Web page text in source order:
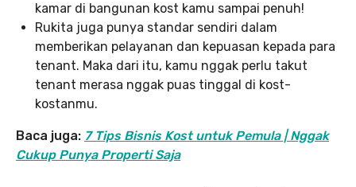
kamar di bangunan kost kamu sampai penuh!
Rukita juga punya standar sendiri dalam
memberikan pelayanan dan kepuasan kepada para
tenant. Maka dari itu, kamu nggak perlu takut
tenant merasa nggak puas tinggal di kost-
kostanmu.
Baca juga: 7 Tips Bisnis Kost untuk Pemula | Nggak
Cukup Punya Properti Saja